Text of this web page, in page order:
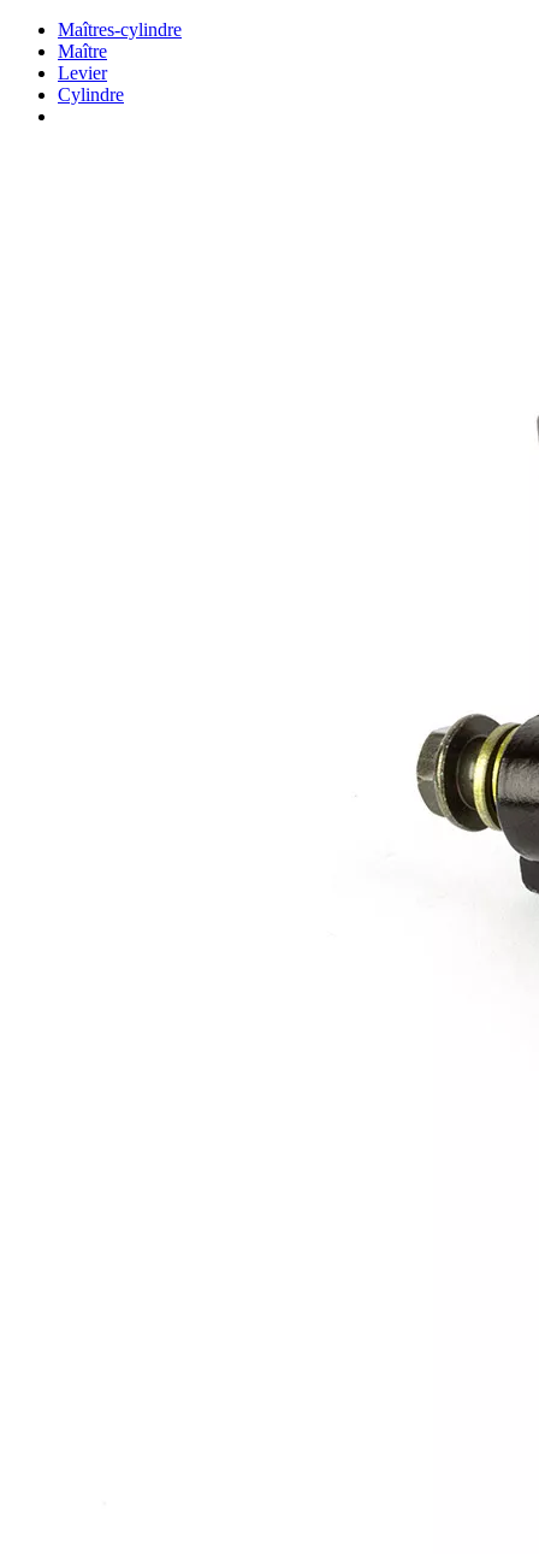
Maîtres-cylindre
Maître
Levier
Cylindre